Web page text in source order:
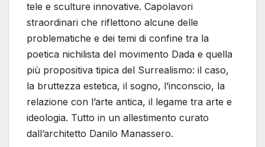
tele e sculture innovative. Capolavori
straordinari che riflettono alcune delle
problematiche e dei temi di confine tra la
poetica nichilista del movimento Dada e quella
più propositiva tipica del Surrealismo: il caso,
la bruttezza estetica, il sogno, l’inconscio, la
relazione con l’arte antica, il legame tra arte e
ideologia. Tutto in un allestimento curato
dall’architetto Danilo Manassero.